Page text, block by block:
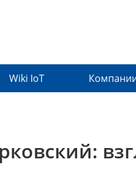
Wiki IoT